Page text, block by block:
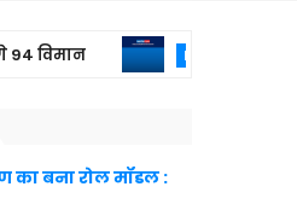
NATIONAL NEWS
का बना रोल मॉडल :